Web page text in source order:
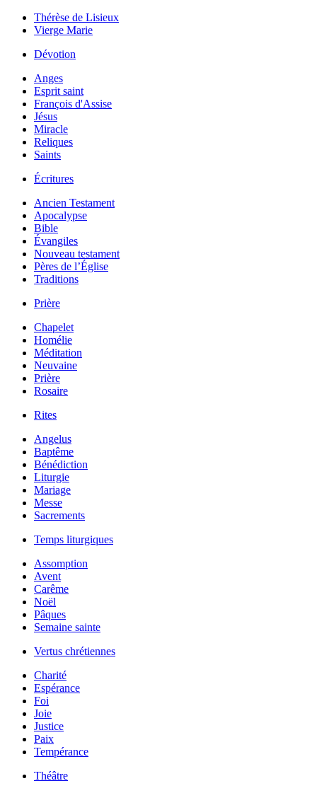
Thérèse de Lisieux
Vierge Marie
Dévotion
Anges
Esprit saint
François d'Assise
Jésus
Miracle
Reliques
Saints
Écritures
Ancien Testament
Apocalypse
Bible
Évangiles
Nouveau testament
Pères de l’Église
Traditions
Prière
Chapelet
Homélie
Méditation
Neuvaine
Prière
Rosaire
Rites
Angelus
Baptême
Bénédiction
Liturgie
Mariage
Messe
Sacrements
Temps liturgiques
Assomption
Avent
Carême
Noël
Pâques
Semaine sainte
Vertus chrétiennes
Charité
Espérance
Foi
Joie
Justice
Paix
Tempérance
Théâtre